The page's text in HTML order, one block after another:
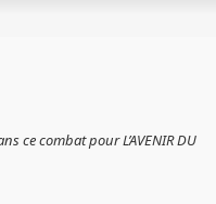
ce combat pour L’AVENIR DU